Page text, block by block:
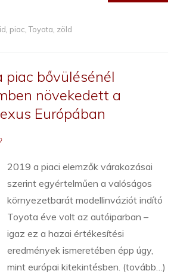
piac ,Toyota zöld
piac bővülésénél
növekedett a
Európában
2019 a piaci elemzők várakozásai
szerint egyértelműen a valóságos
környezetbarát modellinváziót indító
Toyota éve volt az autóiparban –
igaz ez a hazai értékesítési
eredmények ismeretében épp úgy,
mint európai kitekintésben. (tovább…)